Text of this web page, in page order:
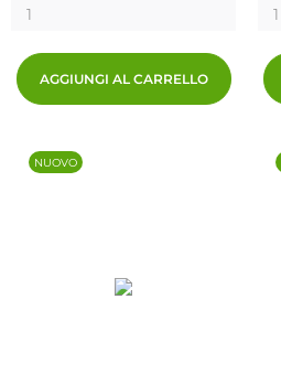
AGGIUNGI AL CARRELLO
NUOVO